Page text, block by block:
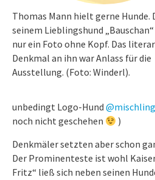
Thomas Mann hielt gerne Hunde.
seinem Lieblingshund
nur ein Foto ohne Kopf. Das
Denkmal an ihn war Anlass für die
Ausstellung. (Foto: Winderl).
unbedingt Logo-Hund
noch nicht geschehen
)
Denkmäler setzten aber schon
Der Prominenteste ist wohl
Fritz“ ließ sich neben seinen